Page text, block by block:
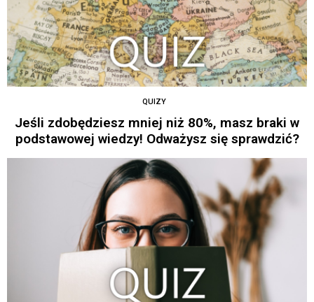
QUIZY
Jeśli zdobędziesz mniej niż 80%, masz braki w
podstawowej wiedzy! Odważysz się sprawdzić?